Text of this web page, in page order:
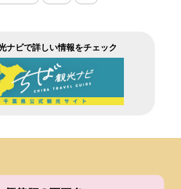
ナビで詳しい情報をチェック